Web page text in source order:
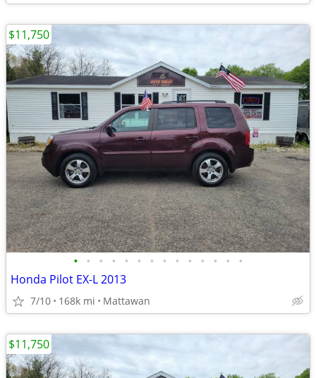
• • • • • • • • • • • • • •
Honda Pilot EX-L 2013
7/10 168k mi Mattawan
$11,750
$11,750